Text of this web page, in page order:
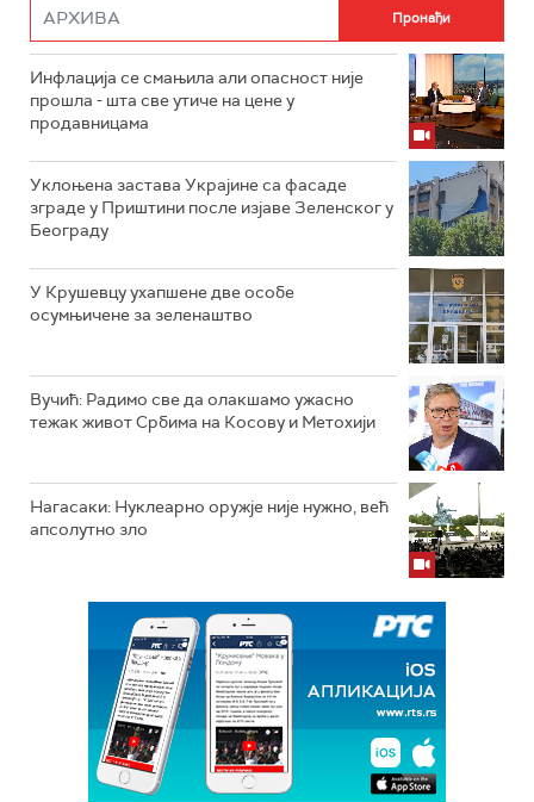
Инфлација се смањила али опасност није
прошла - шта све утиче на цене у
продавницама
Уклоњена застава Украјине са фасаде
зграде у Приштини после изјаве Зеленског у
Београду
У Крушевцу ухапшене две особе
осумњичене за зеленаштво
Вучић: Радимо све да олакшамо ужасно
тежак живот Србима на Косову и Метохији
Нагасаки: Нуклеарно оружје није нужно, већ
апсолутно зло